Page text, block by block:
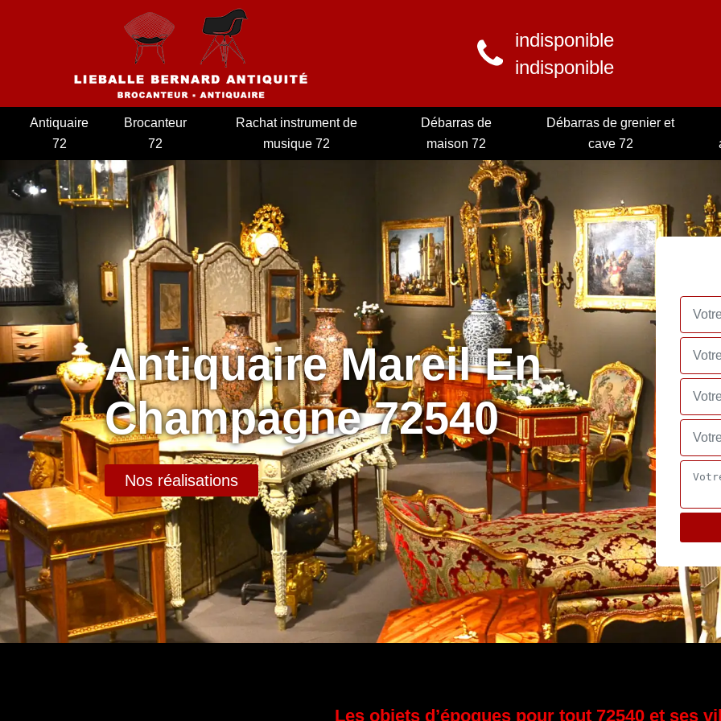
indisponible
indisponible
Antiquaire
72
Brocanteur
72
Rachat instrument de
musique 72
Débarras de
maison 72
Débarras de grenier et
cave 72
Antiquaire Mareil En
Champagne 72540
Nos réalisations
Les objets d’époques pour tout 72540 et ses